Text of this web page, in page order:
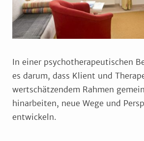
In einer psychotherapeutischen
es darum, dass Klient und
wertschätzendem Rahmen
hinarbeiten, neue Wege und
entwickeln.